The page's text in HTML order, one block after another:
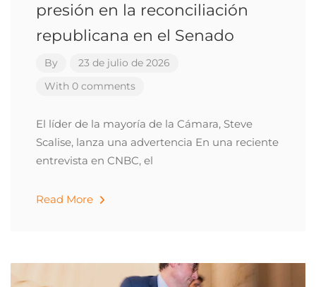
presión en la reconciliación
republicana en el Senado
By
23 de julio de 2026
With 0 comments
El líder de la mayoría de la Cámara, Steve
Scalise, lanza una advertencia En una reciente
entrevista en CNBC, el
Read More